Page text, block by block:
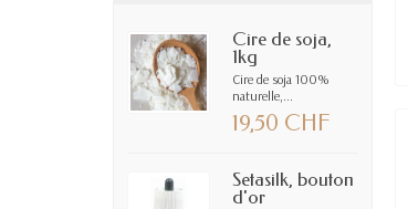
Cire de soja,
1kg
Cire de soja 100%
naturelle,...
19,50 CHF
Setasilk, bouton
d'or